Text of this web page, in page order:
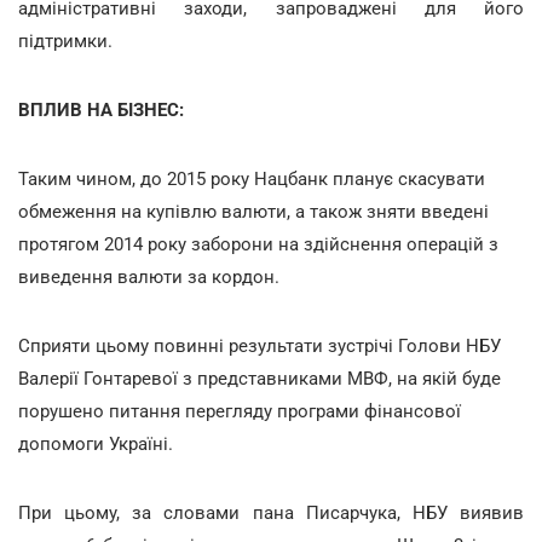
адміністративні заходи, запроваджені для його
підтримки.
ВПЛИВ НА БІЗНЕС:
Таким чином, до 2015 року Нацбанк планує скасувати
обмеження на купівлю валюти, а також зняти введені
протягом 2014 року заборони на здійснення операцій з
виведення валюти за кордон.
Сприяти цьому повинні результати зустрічі Голови НБУ
Валерії Гонтаревої з представниками МВФ, на якій буде
порушено питання перегляду програми фінансової
допомоги Україні.
При цьому, за словами пана Писарчука, НБУ виявив